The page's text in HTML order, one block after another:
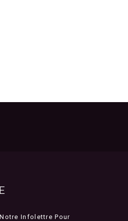
Infolettre Pour